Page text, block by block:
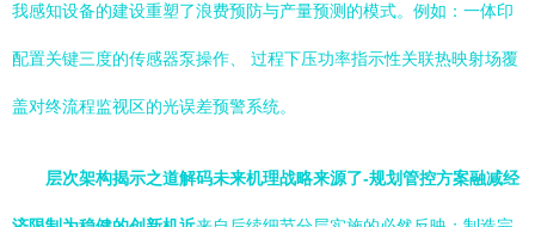
我感知设备的建设重塑了浪费预防与产量预测的模式。例如：一体印
配置关键三度的传感器泵操作、 过程下压功率指示性关联热映射场覆
盖对终流程监视区的光误差预警系统。
层次架构揭示之道解码未来机理战略来源了-规划管控方案融减经